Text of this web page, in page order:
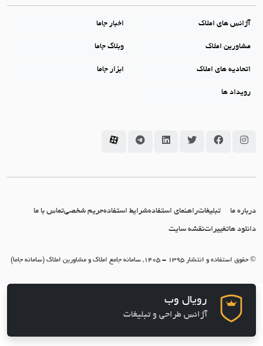
آژانس های املاک اخبار جاما
مشاورین املاک وبلاگ جاما
اتحادیه های املاک ابزار جاما
رویداد ها
سامانه جاما در اینستاگرام
سامانه جاما در فیسبوک
سامانه جاما در توئیتر
سامانه جاما در لینکداین
سامانه جاما در تلگرام
سامانه جاما در آپارات
درباره ما تبلیغاتراهنمای استفادهشرایط استفادهحریم شخصیتماس با ما
دانلود هاتغییراتنقشه سایت
© حقوق استفاده و انتشار 1395 - 1405, سامانه جامع املاک و مشاورین املاک (سامانه جاما)
رویال وب
آژانس طراحی و تبلیغات